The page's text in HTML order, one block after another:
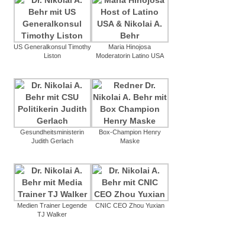
US Generalkonsul Timothy
Liston
Maria Hinojosa
Moderatorin Latino USA
Gesundheitsministerin
Judith Gerlach
Box-Champion Henry
Maske
Medien Trainer Legende
TJ Walker
CNIC CEO Zhou Yuxian